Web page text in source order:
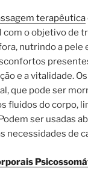
terapêutica
com o objetivo de
nutrindo a pele
e a vitalidade.
que pode ser
fluidos do corpo,
ser usadas
necessidades de